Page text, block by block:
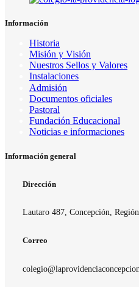
Información
Historia
Misión y Visión
Nuestros Sellos y Valores
Instalaciones
Admisión
Documentos oficiales
Pastoral
Fundación Educacional
Noticias e informaciones
Información general
Dirección
Lautaro 487, Concepción,
Correo